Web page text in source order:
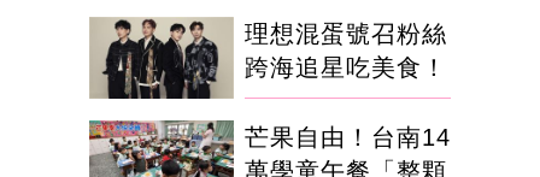
理想混蛋號召粉絲
跨海追星吃美食！
芒果自由！台南14
萬學童午餐「整顆